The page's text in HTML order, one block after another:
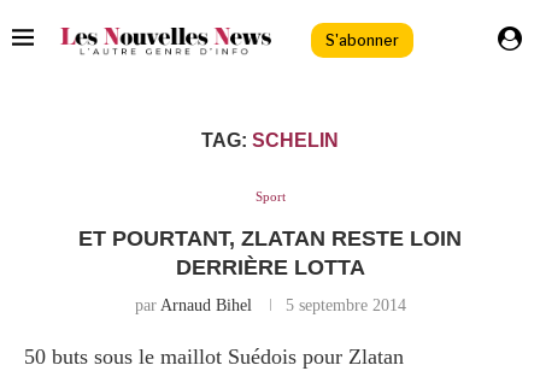
S'abonner
TAG: SCHELIN
Sport
ET POURTANT, ZLATAN RESTE LOIN
DERRIÈRE LOTTA
par Arnaud Bihel 5 septembre 2014
50 buts sous le maillot Suédois pour Zlatan